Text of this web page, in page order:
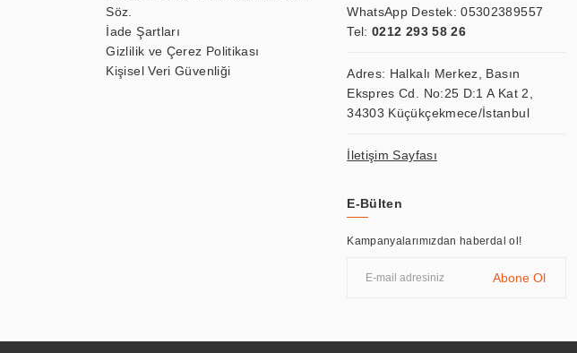
Söz.
İade Şartları
Gizlilik ve Çerez Politikası
Kişisel Veri Güvenliği
WhatsApp Destek:05302389557
Tel: 0212 293 58 26
Adres: Halkalı Merkez, Basın
Ekspres Cd. No:25 D:1 A Kat 2,
34303 Küçükçekmece/İstanbul
İletişim Sayfası
E-Bülten
Kampanyalarımızdan haberdal ol!
Abone Ol